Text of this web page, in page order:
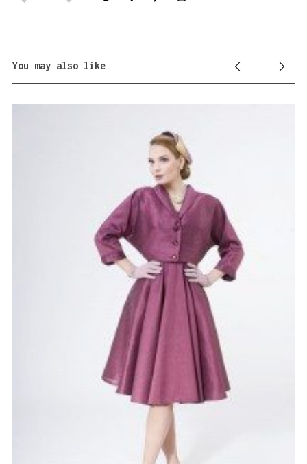
You may also like